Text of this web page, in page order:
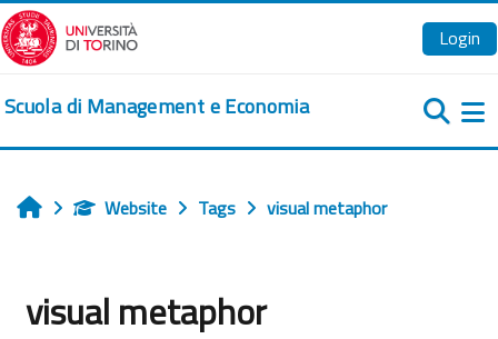
Zum Hauptinhalt
Login
Scuola di Management e Economia
Startseite
Website Tags visual metaphor
visual metaphor